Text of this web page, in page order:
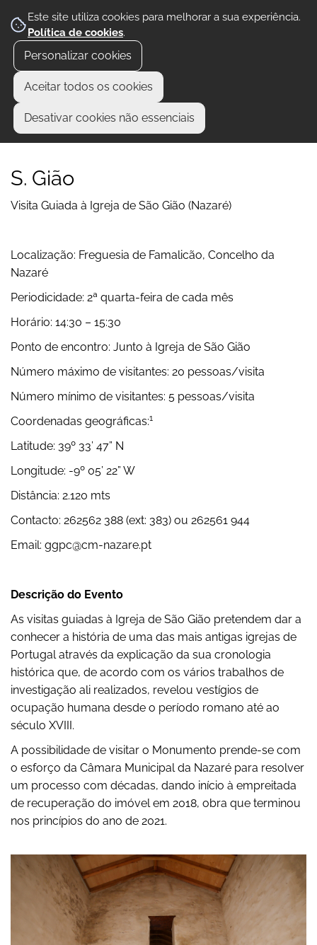
Este site utiliza cookies para melhorar a sua experiência.
Política de cookies.
Personalizar cookies
Aceitar todos os cookies
Desativar cookies não essenciais
S. Gião
Visita Guiada à Igreja de São Gião (Nazaré)
Localização: Freguesia de Famalicão, Concelho da
Nazaré
Periodicidade: 2ª quarta-feira de cada mês
Horário: 14:30 – 15:30
Ponto de encontro: Junto à Igreja de São Gião
Número máximo de visitantes: 20 pessoas/visita
Número mínimo de visitantes: 5 pessoas/visita
Coordenadas geográficas:1
Latitude: 39º 33’ 47” N
Longitude: -9º 05’ 22” W
Distância: 2.120 mts
Contacto: 262562 388 (ext: 383) ou 262561 944
Email: ggpc@cm-nazare.pt
Descrição do Evento
As visitas guiadas à Igreja de São Gião pretendem dar a
conhecer a história de uma das mais antigas igrejas de
Portugal através da explicação da sua cronologia
histórica que, de acordo com os vários trabalhos de
investigação ali realizados, revelou vestígios de
ocupação humana desde o período romano até ao
século XVIII.
A possibilidade de visitar o Monumento prende-se com
o esforço da Câmara Municipal da Nazaré para resolver
um processo com décadas, dando início à empreitada
de recuperação do imóvel em 2018, obra que terminou
nos princípios do ano de 2021.